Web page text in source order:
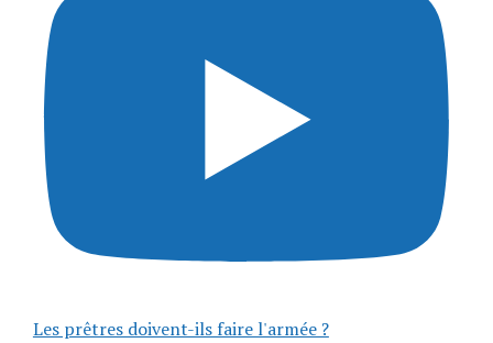
Les prêtres doivent-ils faire l'armée ?